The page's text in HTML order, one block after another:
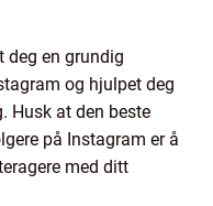
deg en grundig
og hjulpet deg
Husk at den beste
på Instagram er å
med ditt